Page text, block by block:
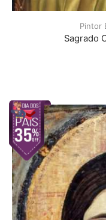
Pintor
Sagrado